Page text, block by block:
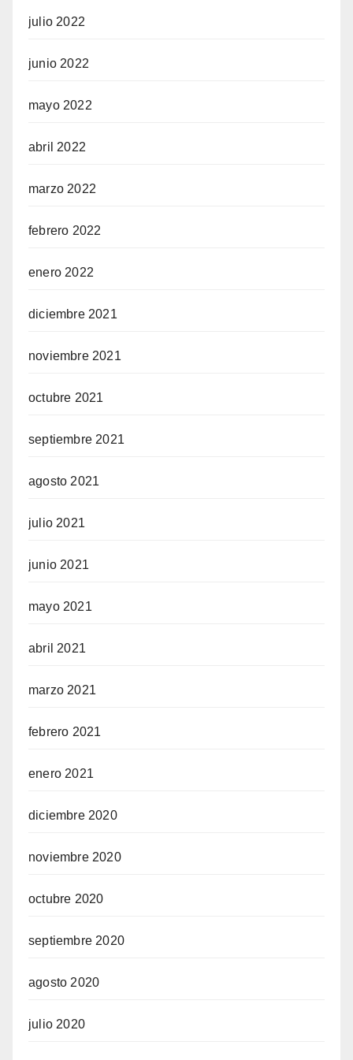
julio 2022
junio 2022
mayo 2022
abril 2022
marzo 2022
febrero 2022
enero 2022
diciembre 2021
noviembre 2021
octubre 2021
septiembre 2021
agosto 2021
julio 2021
junio 2021
mayo 2021
abril 2021
marzo 2021
febrero 2021
enero 2021
diciembre 2020
noviembre 2020
octubre 2020
septiembre 2020
agosto 2020
julio 2020